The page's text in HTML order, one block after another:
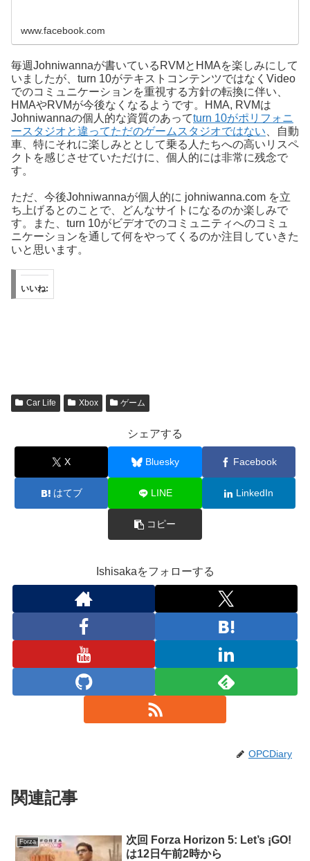
www.facebook.com
毎週Johniwannaが書いているRVMとHMAを楽しみにして
いましたが、turn 10がテキストコンテンツではなくVideo
でのコミュニケーションを重視する方針の転換に伴い、
HMAやRVMが今後なくなるようです。HMA, RVMは
Johniwannaの個人的な資質のあってturn 10がポリフォニ
ースタジオと違ってただのゲームスタジオではない 、自動
車、特にそれに楽しみととして乗る人たちへの高いリスペ
クトを感じさせていただけに、個人的には非常に残念で
す。
ただ、今後Johniwannaが個人的に johniwanna.com を立
ち上げるとのことで、どんなサイトになるのか楽しみで
す。また、turn 10がビデオでのコミュニティへのコミュ
ニケーションを通して何をやってくるのか注目していきた
いと思います。
いいね:
Car Life Xbox ゲーム
シェアする
X Bluesky Facebook
はてブ LINE LinkedIn
コピー
Ishisakaをフォローする
OPCDiary
関連記事
Forza
次回 Forza Horizon 5: Let’s ¡GO!
は12日午前2時から